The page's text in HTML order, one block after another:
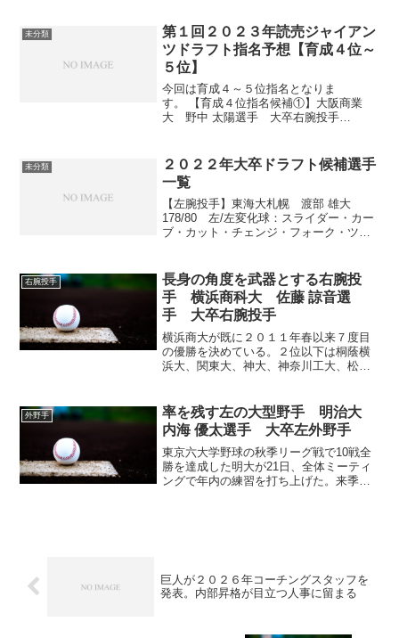
石商）が9回162球10安打2失点、11奪三
振...
未分類
第１回２０２３年読売ジャイアン
ツドラフト指名予想【育成４位～
５位】
今回は育成４～５位指名となりま
す。 【育成４位指名候補①】大阪商業
大 野中 太陽選手 大卒右腕投手
投手。１５０キロも記録するストレート
とスライダーのコンビ...
未分類
２０２２年大卒ドラフト候補選手
一覧
【左腕投手】東海大札幌 渡部 雄大
178/80 左/左変化球：スライダー・カー
ブ・カット・チェンジ・フォーク・ツー
田大 原 功征 169/71 左/左変化球：
ス...
右腕投手
長身の角度を武器とする右腕投
手 横浜商科大 佐藤 諒音選
手 大卒右腕投手
横浜商大が既に２０１１年春以来７度目
の優勝を決めている。２位以下は桐蔭横
浜大、関東大、神大、神奈川工大、松蔭
からの入れ替え戦で２部優勝校と戦
う。 最優秀選手賞には、３勝...
外野手
率を残す左の大型野手 明治大
内海 優太選手 大卒左外野手
東京六大学野球の秋季リーグ戦で10戦全
勝を達成した明大が21日、全体ミーティ
ングで年内の練習を打ち上げた。来季連
巨人が２０２６年コーチングスタッフを
発表。内部昇格が目立つ人事に留まる